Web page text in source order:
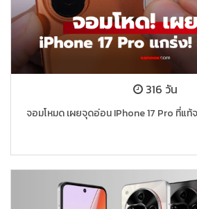
316 วัน
จอมโหมด เผยจุดอ่อน IPhone 17 Pro ที่แท้